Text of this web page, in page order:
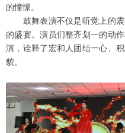
的憧憬。
鼓舞表演不仅是听觉上的震
的盛宴。演员们整齐划一的动
演，诠释了宏和人团结一心、
貌。